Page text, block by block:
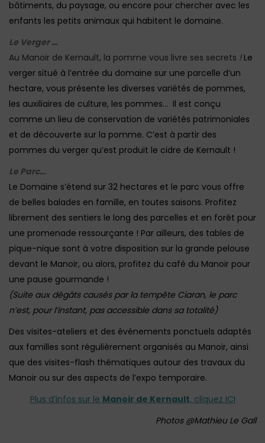
bâtiments, du paysage, ou encore pour chercher avec les
enfants les petits animaux qui habitent le domaine.
Le Verger …
Au Manoir de Kernault, la pomme vous livre ses secrets ! Le
verger situé à l’entrée du domaine sur une parcelle d’un
hectare, vous présente les diverses variétés de pommes,
les auxiliaires de culture, les pommes… Il est conçu
comme un lieu de conservation de variétés patrimoniales
et de découverte sur la pomme. C’est à partir des
pommes du verger qu’est produit le cidre de Kernault !
Le Parc…
Le Domaine s’étend sur 32 hectares et le parc vous offre
de belles balades en famille, en toutes saisons. Profitez
librement des sentiers le long des parcelles et en forêt pour
une promenade ressourçante ! Par ailleurs, des tables de
pique-nique sont à votre disposition sur la grande pelouse
devant le Manoir, ou alors, profitez du café du Manoir pour
une pause gourmande !
(Suite aux dégâts causés par la tempête Ciaran, le parc
n’est, pour l’instant, pas accessible dans sa totalité)
Des visites-ateliers et des événements ponctuels adaptés
aux familles sont régulièrement organisés au Manoir, ainsi
que des visites-flash thématiques autour des travaux du
Manoir ou sur des aspects de l’expo temporaire.
Plus d’infos sur le Manoir de Kernault, cliquez ICI
Photos @Mathieu Le Gall